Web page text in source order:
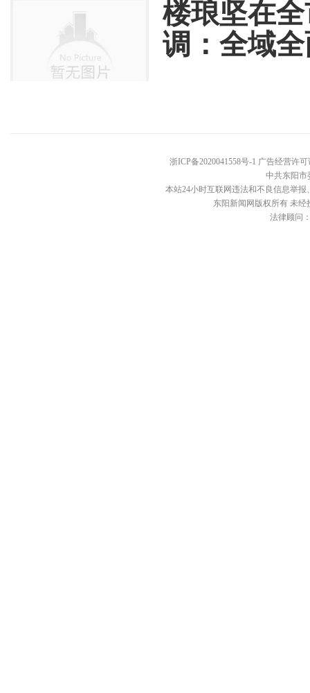
楼琅坚在
调：全域
浙ICP备2020041558号-1 广告经营许
中共东阳市
本站24小时互联网违法和不良信息举报
东阳新闻网版权所有 未
法律顾问